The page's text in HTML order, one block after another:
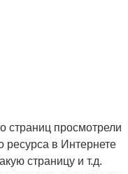
страниц просмотрели
ресурса в Интернете
страницу и т.д.